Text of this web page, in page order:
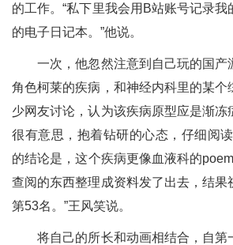
的工作。“私下里我会用B站账号记录
的电子日记本。”他说。
一次，他忽然注意到自己玩的国产
角色柯莱的疾病，和神经内科里的某个
少网友讨论，认为该疾病原型应是渐冻
很有意思，抱着钻研的心态，仔细阅
的结论是，这个疾病更像血液科的
查阅的东西整理成资料发了出去，结果
第53名。”王风笑说。
将自己的所长和动画相结合，自第